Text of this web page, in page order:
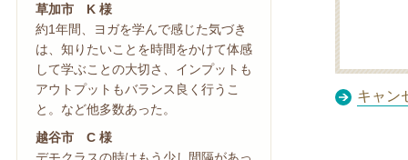
キャン
草加市 K 様
約1年間、ヨガを学んで感じた気づき
は、知りたいことを時間をかけて体感
して学ぶことの大切さ、インプットも
アウトプットもバランス良く行うこ
と。など他多数あった。
越谷市 C 様